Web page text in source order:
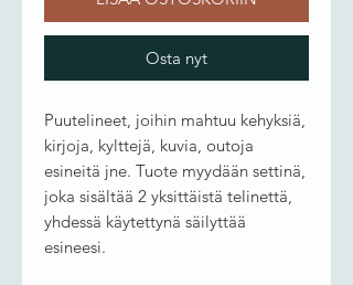
Osta nyt
Puutelineet, joihin mahtuu kehyksiä,
kirjoja, kylttejä, kuvia, outoja
esineitä jne. Tuote myydään settinä,
joka sisältää 2 yksittäistä telinettä,
yhdessä käytettynä säilyttää
esineesi.